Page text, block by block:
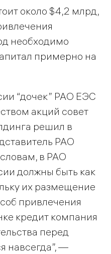
около $4,2 млрд,
необходимо
примерно на
“дочек” РАО ЕЭС
акций совет
решил в
РАО
в РАО
должны быть как
их размещение
привлечения
кредит компания
перед
навсегда”, —